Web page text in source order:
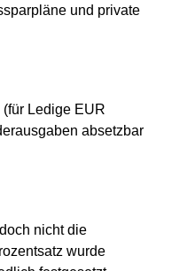
und private
Ledige EUR
absetzbar
nicht die
wurde